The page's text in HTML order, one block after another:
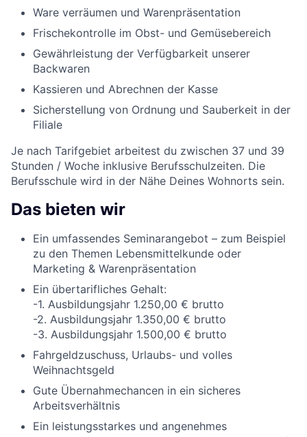
Ware verräumen und Warenpräsentation
Frischekontrolle im Obst- und Gemüsebereich
Gewährleistung der Verfügbarkeit unserer
Backwaren
Kassieren und Abrechnen der Kasse
Sicherstellung von Ordnung und Sauberkeit in der
Filiale
Je nach Tarifgebiet arbeitest du zwischen 37 und 39
Stunden / Woche inklusive Berufsschulzeiten. Die
Berufsschule wird in der Nähe Deines Wohnorts sein.
Das bieten wir
Ein umfassendes Seminarangebot – zum Beispiel
zu den Themen Lebensmittelkunde oder
Marketing & Warenpräsentation
Ein übertarifliches Gehalt:
-1. Ausbildungsjahr 1.250,00 € brutto
-2. Ausbildungsjahr 1.350,00 € brutto
-3. Ausbildungsjahr 1.500,00 € brutto
Fahrgeldzuschuss, Urlaubs- und volles
Weihnachtsgeld
Gute Übernahmechancen in ein sicheres
Arbeitsverhältnis
Ein leistungsstarkes und angenehmes